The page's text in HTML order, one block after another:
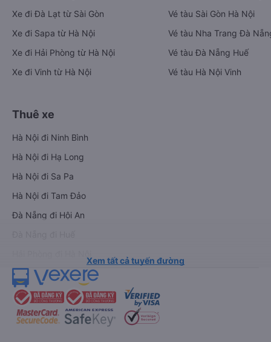
Xe đi Đà Lạt từ Sài Gòn
Xe đi Sapa từ Hà Nội
Xe đi Hải Phòng từ Hà Nội
Xe đi Vinh từ Hà Nội
Vé tàu Sài Gòn Hà Nội
Vé tàu Nha Trang Đà
Vé tàu Đà Nẵng Huế
Vé tàu Hà Nội Vinh
Thuê xe
Hà Nội đi Ninh Bình
Hà Nội đi Hạ Long
Hà Nội đi Sa Pa
Hà Nội đi Tam Đảo
Đà Nẵng đi Hội An
Xem tất cả tuyến đường